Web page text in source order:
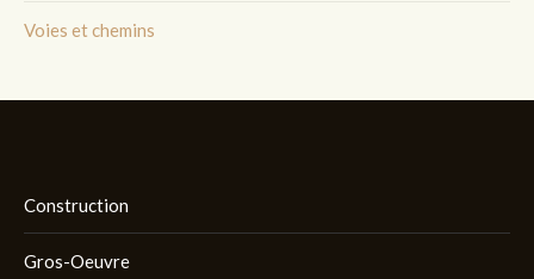
Voies et chemins
Construction
Gros-Oeuvre